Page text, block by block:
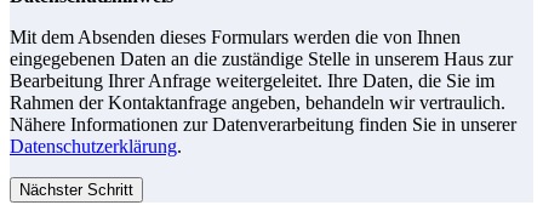
Mit dem Absenden dieses Formulars werden die von Ihnen
eingegebenen Daten an die zuständige Stelle in unserem Haus zur
Bearbeitung Ihrer Anfrage weitergeleitet. Ihre Daten, die Sie im
Rahmen der Kontaktanfrage angeben, behandeln wir vertraulich.
Nähere Informationen zur Datenverarbeitung finden Sie in unserer
Datenschutzerklärung.
Nächster Schritt